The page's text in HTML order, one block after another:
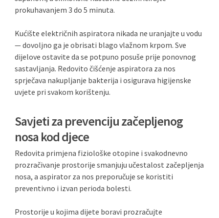
prokuhavanjem 3 do 5 minuta.
Kućište električnih aspiratora nikada ne uranjajte u vodu
— dovoljno ga je obrisati blago vlažnom krpom. Sve
dijelove ostavite da se potpuno posuše prije ponovnog
sastavljanja. Redovito čišćenje aspiratora za nos
sprječava nakupljanje bakterija i osigurava higijenske
uvjete pri svakom korištenju.
Savjeti za prevenciju začepljenog
nosa kod djece
Redovita primjena fiziološke otopine i svakodnevno
prozračivanje prostorije smanjuju učestalost začepljenja
nosa, a aspirator za nos preporučuje se koristiti
preventivno i izvan perioda bolesti.
Prostorije u kojima dijete boravi prozračujte